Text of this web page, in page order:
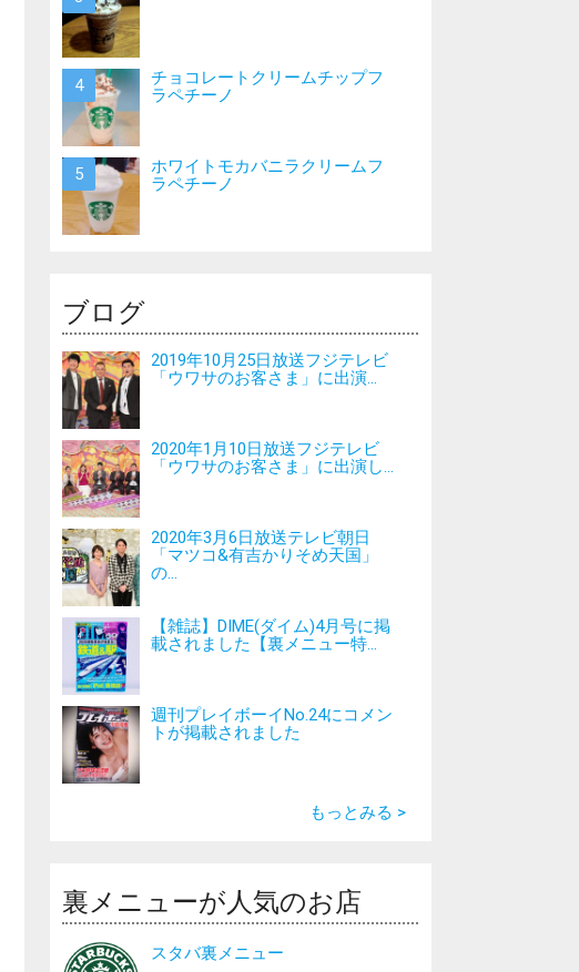
チョコレートクリームチップフ
ラペチーノ
ホワイトモカバニラクリームフ
ラペチーノ
ブログ
2019年10月25日放送フジテレビ
「ウワサのお客さま」に出演...
2020年1月10日放送フジテレビ
「ウワサのお客さま」に出演し...
2020年3月6日放送テレビ朝日
「マツコ&有吉かりそめ天国」
の...
【雑誌】DIME(ダイム)4月号に掲
載されました【裏メニュー特...
週刊プレイボーイNo.24にコメン
トが掲載されました
もっとみる >
裏メニューが人気のお店
スタバ裏メニュー